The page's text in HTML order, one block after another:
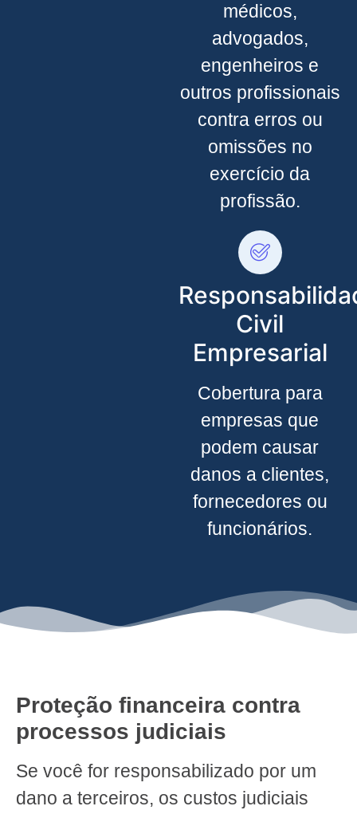
médicos,
advogados,
engenheiros e
outros profissionais
contra erros ou
omissões no
exercício da
profissão.
Civil
Empresarial
Cobertura para
empresas que
podem causar
danos a clientes,
fornecedores ou
funcionários.
Proteção financeira contra
processos judiciais
Se você for responsabilizado por um
dano a terceiros, os custos judiciais